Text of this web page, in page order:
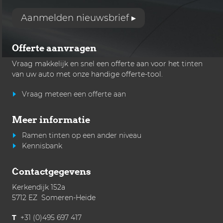
Aanmelden nieuwsbrief ▸
Offerte aanvragen
Vraag makkelijk en snel een offerte aan voor het tinten
van uw auto met onze handige offerte-tool.
Vraag meteen een offerte aan
Meer informatie
Ramen tinten op een ander niveau
Kennisbank
Contactgegevens
Kerkendijk 152a
5712 EZ Someren-Heide
T +31 (0)495 697 417